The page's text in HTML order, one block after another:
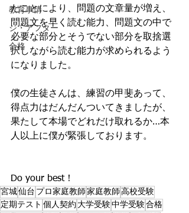
教育事情
ジ・アフター
合格
たことにより、問題の文章量が増え、
問題文を早く読む能力、問題文の中で
必要な部分とそうでない部分を取捨選
択しながら読む能力が求められるよう
になりました。
僕の生徒さんは、練習の甲斐あって、
得点力はだんだんついてきましたが、
果たして本場でどれだけ取れるか…本
人以上に僕が緊張しております。
Do your best！
宮城仙台 プロ家庭教師 家庭教師 高校受験
定期テスト 個人契約 大学受験中学受験合格